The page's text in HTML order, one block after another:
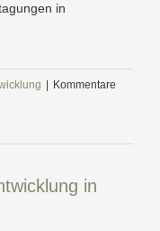
in
Kommentare
in